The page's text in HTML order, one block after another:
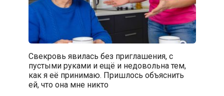
Свекровь явилась без приглашения, с
пустыми руками и ещё и недовольна тем,
как я её принимаю. Пришлось объяснить
ей, что она мне никто